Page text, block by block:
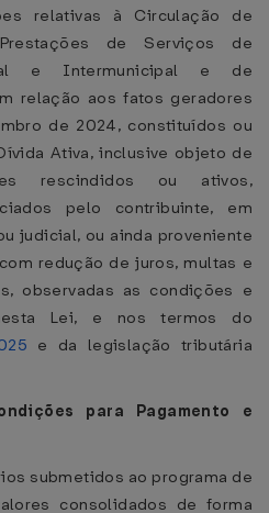
relativas à Circulação de
de Serviços de
e Intermunicipal e de
relação aos fatos geradores
de 2024, constituídos ou
Ativa, inclusive objeto de
rescindidos ou ativos,
pelo contribuinte, em
judicial, ou ainda proveniente
redução de juros, multas e
observadas as condições e
Lei, e nos termos do
e da legislação tributária
para Pagamento e
submetidos ao programa de
consolidados de forma